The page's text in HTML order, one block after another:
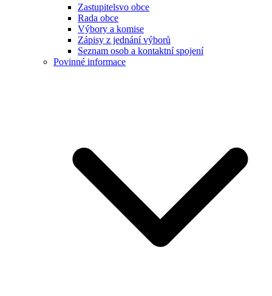
Zastupitelsvo obce
Rada obce
Výbory a komise
Zápisy z jednání výborů
Seznam osob a kontaktní spojení
Povinné informace